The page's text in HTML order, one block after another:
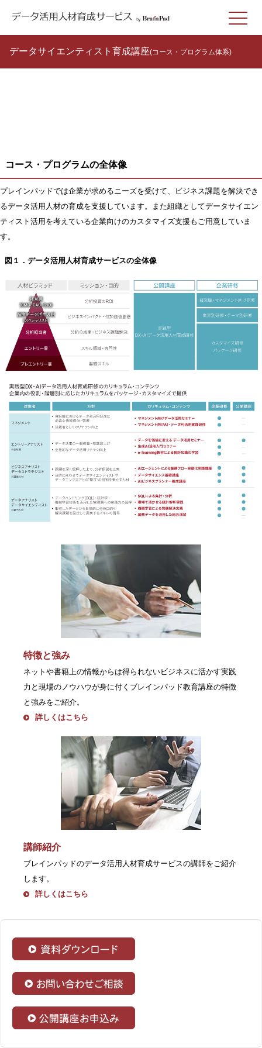
データサイエンティスト育成講座(コース・プログラム体系)
コース・プログラムの全体像
プレインパッドでは企業が求めるニーズを受けて、ビジネス課題を解決でき
るデータ活用人材の育成を支援しています。また組織としてデータサイエン
ティスト活用を考えている企業向けのカスタマイズ支援もご用意していま
す。
図１．データ活用人材育成サービスの全体像
特徴と強み
ネットや書籍上の情報からは得られないビジネスに活かす実践
力と現場のノウハウが身に付くブレインパッド教育講座の特徴
と強みをご紹介。
詳しくはこちら
講師紹介
ブレインパッドのデータ活用人材育成サービスの講師をご紹介
します。
詳しくはこちら